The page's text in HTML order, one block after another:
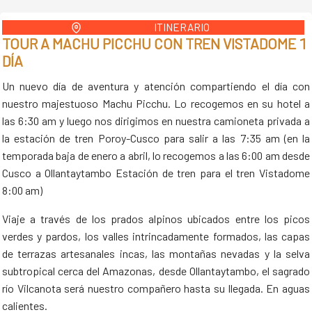
ITINERARIO
TOUR A MACHU PICCHU CON TREN VISTADOME 1
DÍA
Un nuevo día de aventura y atención compartiendo el día con
nuestro majestuoso Machu Picchu. Lo recogemos en su hotel a
las 6:30 am y luego nos dirigimos en nuestra camioneta privada a
la estación de tren Poroy-Cusco para salir a las 7:35 am (en la
temporada baja de enero a abril, lo recogemos a las 6:00 am desde
Cusco a Ollantaytambo Estación de tren para el tren Vistadome
8:00 am)
Viaje a través de los prados alpinos ubicados entre los picos
verdes y pardos, los valles intrincadamente formados, las capas
de terrazas artesanales incas, las montañas nevadas y la selva
subtropical cerca del Amazonas, desde Ollantaytambo, el sagrado
río Vilcanota será nuestro compañero hasta su llegada. En aguas
calientes.